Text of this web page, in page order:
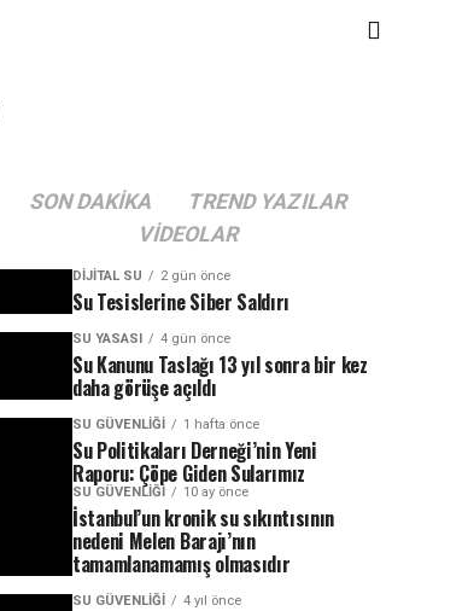
SON DAKIKA
TREND YAZILAR
VIDEOLAR
DIJITAL SU 2 gün önce
Su Tesislerine Siber Saldırı
SU YASASI 4 gün önce
Su Kanunu Taslağı 13 yıl sonra bir kez
daha görüşe açıldı
SU GÜVENLIĞI 1 hafta önce
Su Politikaları Derneği’nin Yeni
Raporu: Çöpe Giden Sularımız
SU GÜVENLIĞI 10 ay önce
İstanbul’un kronik su sıkıntısının
nedeni Melen Barajı’nın
tamamlanamamış olmasıdır
SU GÜVENLIĞI 4 yıl önce